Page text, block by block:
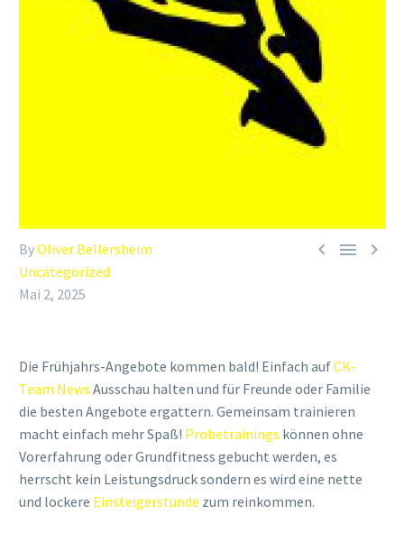
  
ByOliver Bellersheim
Uncategorized
Mai 2, 2025
Die Frühjahrs-Angebote kommen bald! Einfach aufCK-
Team News Ausschau halten und für Freunde oder Familie
die besten Angebote ergattern. Gemeinsam trainieren
macht einfach mehr Spaß! Probetrainings können ohne
Vorerfahrung oder Grundfitness gebucht werden, es
herrscht kein Leistungsdruck sondern es wird eine nette
und lockere Einsteigerstunde zum reinkommen.